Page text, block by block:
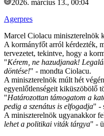
2026. március 13., 00:04
Agerpres
Marcel Ciolacu miniszterelnök
A kormányfőt arról kérdezték,
tervezetet, tekintve, hogy a
"Kérem, ne hazudjanak!
döntése!" - mondta Ciolacu.
A miniszterelnök múlt hét
egyenlőtlenségeit kiküszöbölő
"Határozottan támogatom a
pedig a szenátus is elfogadja" -
A miniszterelnök ugyanakkor
lehet a politikai viták tárgya" -